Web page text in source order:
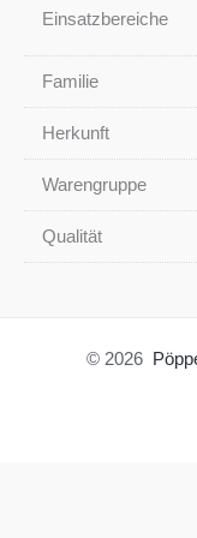
Einsatzbereiche
Familie
Herkunft
Warengruppe
Qualität
© 2026